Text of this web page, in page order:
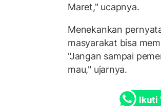
Maret," ucapnya.
Menekankan
masyarakat bisa
"Jangan sampai
mau," ujarnya.
Ikuti